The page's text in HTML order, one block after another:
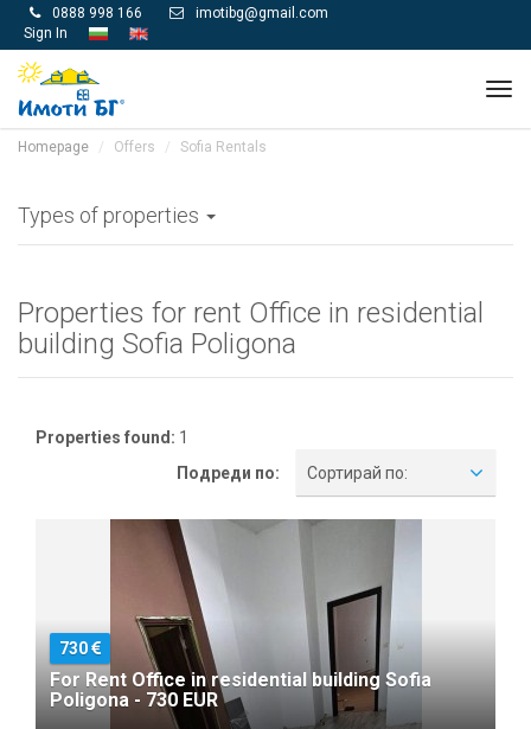
 0888 998 166 
imotibg@gmail.com
Sign In
Homepage Offers Sofia Rentals
Types of properties
Properties for rent Office in residential
building Sofia Poligona
Properties found: 1
Подреди по:
Сортирай по:
730
For Rent Office in residential building Sofia
Poligona - 730 EUR